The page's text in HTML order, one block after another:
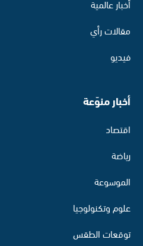
أخبار عالمية
مقالات رأي
فيديو
أخبار منوّعة
اقتصاد
رياضة
الموسوعة
علوم وتكنولوجيا
توقعات الطقس